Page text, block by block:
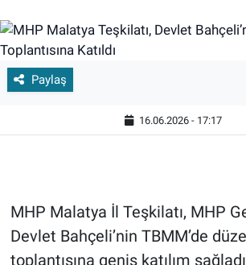
Paylaş
16.06.2026 - 17:17
MHP Malatya İl Teşkilatı, MHP
Devlet Bahçeli’nin TBMM’de
toplantısına geniş katılım